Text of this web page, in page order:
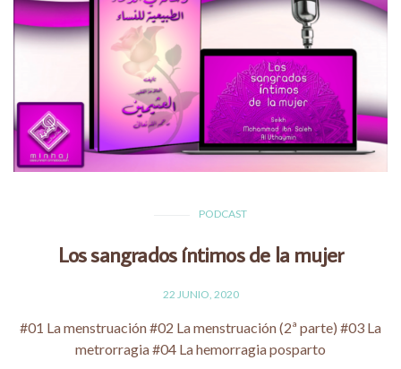
PODCAST
Los sangrados íntimos de la mujer
22 JUNIO, 2020
#01 La menstruación #02 La menstruación (2ª parte) #03 La
metrorragia #04 La hemorragia posparto